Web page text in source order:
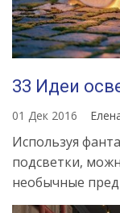
33 Идеи
01 Дек 2016
Используя
подсветки,
необычные